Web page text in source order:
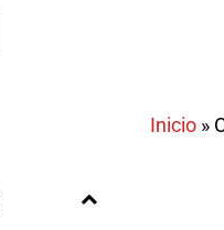
Inicio »